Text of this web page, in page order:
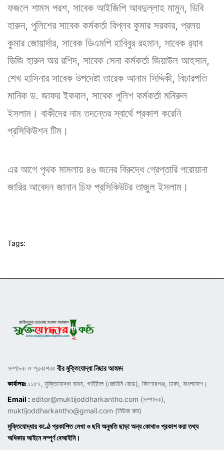
ফজলে শামস পরশ, সাবেক আইজিপি আবদুল্লাহ মামুন, ডিবি
হারুন, পুলিশের সাবেক কর্মকর্তা বিপ্লব কুমার সরকার, প্রলয়
কুমার জোয়ার্দার, সাবেক ডিএমপি হাবিবুর রহমান, সাবেক র‌্যাব
ডিজি হারুন অর রশিদ, সাবেক সেনা কর্মকর্তা জিয়াউল আহসান,
শেখ হাসিনার সাবেক উপদেষ্টা তারেক আনাম সিদ্দিকী, বিচারপতি
মানিক ড. জাফর ইকবাল, সাবেক পুলিশ কর্মকর্তা মনিরুল
ইসলাম। বাকীদের নাম তদন্তের স্বার্থে প্রকাশ করেনি
প্রসিকিউশন টিম।
এর আগে পৃথক মামলায় ৪৬ জনের বিরুদ্ধে গ্রেপ্তারি পরোয়ানা
জারির আবেদন জানান চিফ প্রসিকিউটর তাজুল ইসলাম।
Tags:
সম্পাদক ও প্রকাশকঃ বীর মুক্তিযোদ্ধা নিছার আহমদ
কার্যালয়ঃ ১১৫৭, মুক্তিযোদ্ধা ভবন, গাইটাল (জেমিনি রোড), কিশোরগঞ্জ, ঢাকা, বাংলাদেশ।
Email :editor@muktijoddharkantho.com (সম্পাদক),
muktijoddharkantho@gmail.com (নিউজ রুম)
মুক্তিযোদ্ধার কণ্ঠে প্রকাশিত লেখা ও ছবি অনুমতি ছাড়া অন্য কোথাও প্রকাশ করা তথ্য
অধিকার আইনে সম্পূর্ণ বেআইনি।